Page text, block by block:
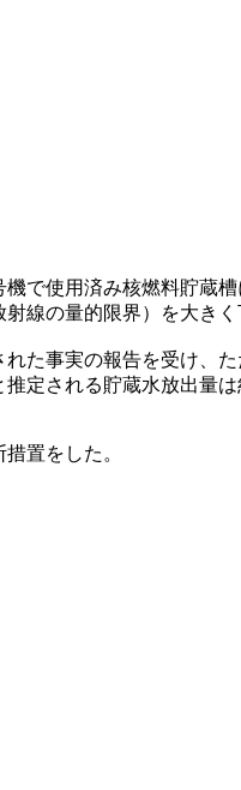
で使用済み核燃料貯蔵
線の量的限界）を大きく
た事実の報告を受け、
定される貯蔵水放出量は
置をした。